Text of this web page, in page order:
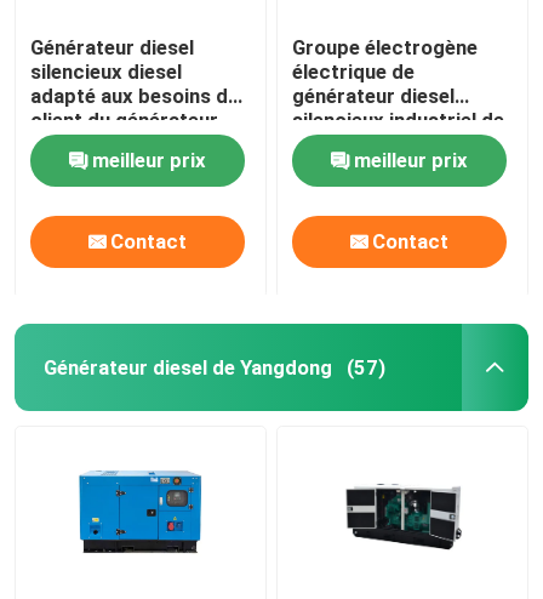
Générateur diesel
silencieux diesel
adapté aux besoins du
client du générateur
12kw de l'auvent
50/60HZ Fawde
meilleur prix
Contact
Groupe électrogène
électrique de
générateur diesel
silencieux industriel de
15kva 250kva Fawde
meilleur prix
Contact
Générateur diesel de Yangdong (57)